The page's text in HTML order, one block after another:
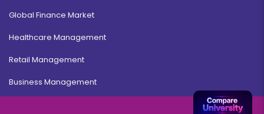
Global Finance Market
Healthcare Management
Retail Management
Business Management